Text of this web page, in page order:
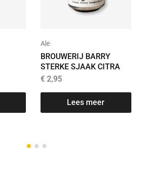
Ale
BROUWERIJ BARRY
STERKE SJAAK CITRA
€2,95
Lees meer